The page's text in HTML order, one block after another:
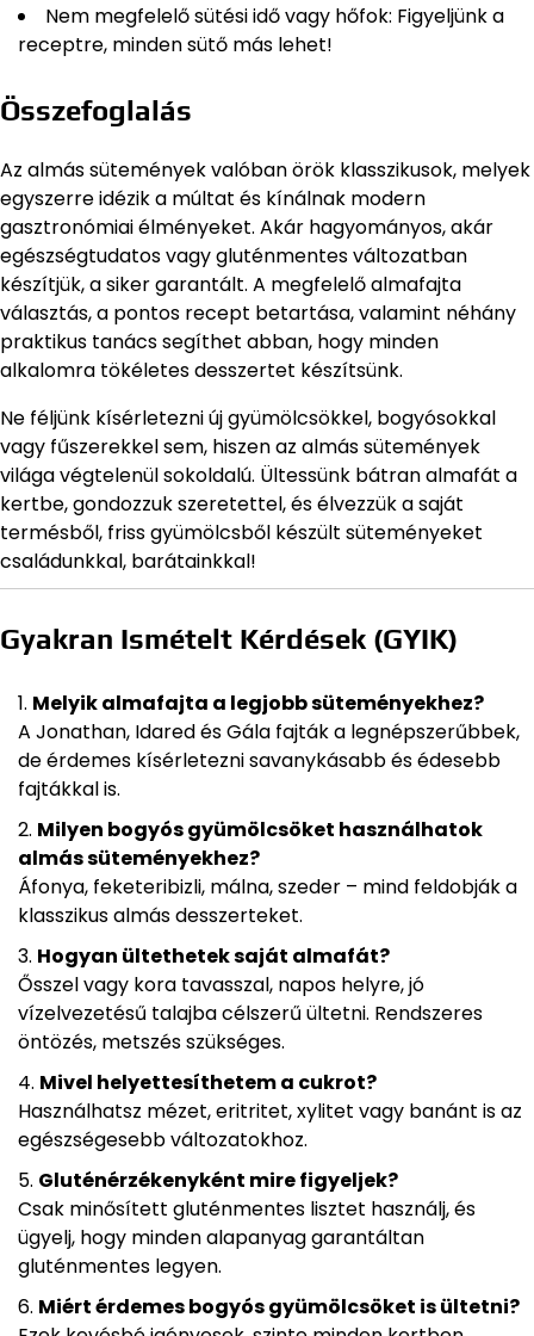
Nem megfelelő sütési idő vagy hőfok: Figyeljünk a
receptre, minden sütő más lehet!
Összefoglalás
Az almás sütemények valóban örök klasszikusok, melyek
egyszerre idézik a múltat és kínálnak modern
gasztronómiai élményeket. Akár hagyományos, akár
egészségtudatos vagy gluténmentes változatban
készítjük, a siker garantált. A megfelelő almafajta
választás, a pontos recept betartása, valamint néhány
praktikus tanács segíthet abban, hogy minden
alkalomra tökéletes desszertet készítsünk.
Ne féljünk kísérletezni új gyümölcsökkel, bogyósokkal
vagy fűszerekkel sem, hiszen az almás sütemények
világa végtelenül sokoldalú. Ültessünk bátran almafát a
kertbe, gondozzuk szeretettel, és élvezzük a saját
termésből, friss gyümölcsből készült süteményeket
családunkkal, barátainkkal!
Gyakran Ismételt Kérdések (GYIK)
Melyik almafajta a legjobb süteményekhez?
A Jonathan, Idared és Gála fajták a legnépszerűbbek,
de érdemes kísérletezni savanykásabb és édesebb
fajtákkal is.
Milyen bogyós gyümölcsöket használhatok
almás süteményekhez?
Áfonya, feketeribizli, málna, szeder – mind feldobják a
klasszikus almás desszerteket.
Hogyan ültethetek saját almafát?
Ősszel vagy kora tavasszal, napos helyre, jó
vízelvezetésű talajba célszerű ültetni. Rendszeres
öntözés, metszés szükséges.
Mivel helyettesíthetem a cukrot?
Használhatsz mézet, eritritet, xylitet vagy banánt is az
egészségesebb változatokhoz.
Gluténérzékenyként mire figyeljek?
Csak minősített gluténmentes lisztet használj, és
ügyelj, hogy minden alapanyag garantáltan
gluténmentes legyen.
Miért érdemes bogyós gyümölcsöket is ültetni?